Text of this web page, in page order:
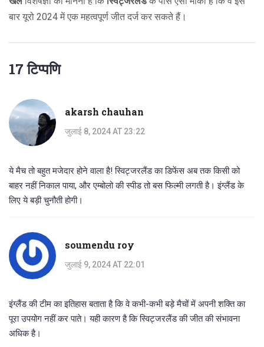
बार यूरो 2024 में एक महत्वपूर्ण जीत दर्ज कर सकते हैं।
17 टिप्पणि
akarsh chauhan
जुलाई 8, 2024 AT 23:22
ये मैच तो बहुत मजेदार होने वाला है! स्विट्जरलैंड का डिफेंस अब तक किसी को
बाहर नहीं निकाल पाया, और एम्बोलो की स्पीड तो बस फिल्मी लगती है। इंग्लैंड के
लिए ये बड़ी चुनौती होगी।
soumendu roy
जुलाई 9, 2024 AT 22:01
इंग्लैंड की टीम का इतिहास बताता है कि वे कभी-कभी बड़े मैचों में अपनी शक्ति का
पूरा उपयोग नहीं कर पाते। यही कारण है कि स्विट्जरलैंड की जीत की संभावना
अधिक है।